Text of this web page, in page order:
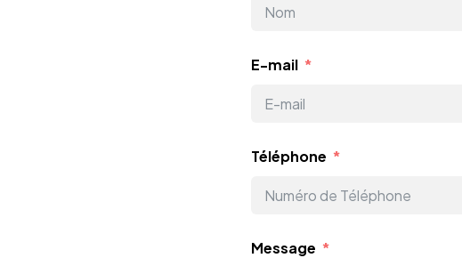
E-mail
Téléphone
Message